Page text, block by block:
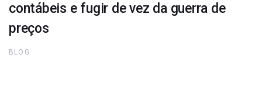
contábeis e fugir de vez da guerra de
preços
BLOG